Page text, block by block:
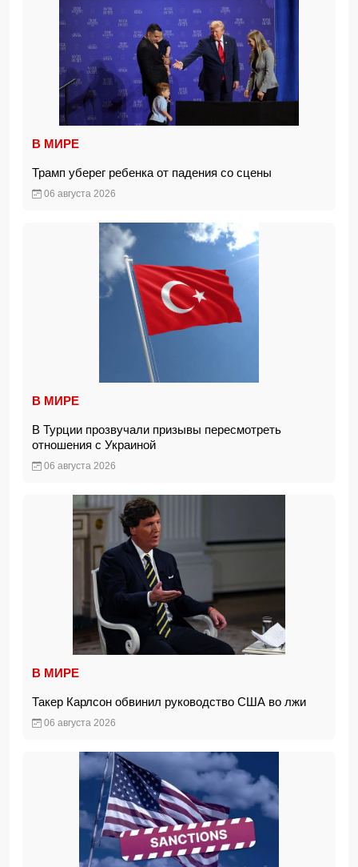
В МИРЕ
Трамп уберег ребенка от падения со сцены
06 августа 2026
В МИРЕ
В Турции прозвучали призывы пересмотреть
отношения с Украиной
06 августа 2026
В МИРЕ
Такер Карлсон обвинил руководство США во лжи
06 августа 2026